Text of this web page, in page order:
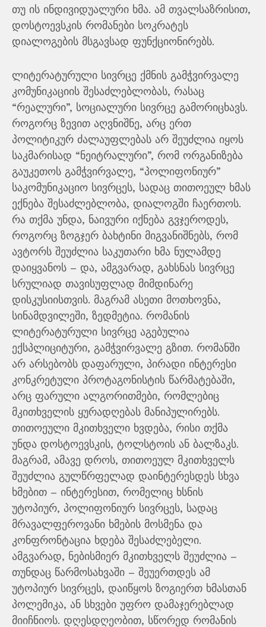
თუ ის ინდივიდუალური ხმა. ამ თვალსაზრისით,
დოსტოევსკის რომანები სოკრატეს
დიალოგების მსგავსად ფუნქციონირებს.
ლიტერატურული სივრცე ქმნის გამჭვირვალე
კომუნიკაციის შესაძლებლობას, რასაც
“რეალური”, სოციალური სივრცე გამორიცხავს.
როგორც ზევით აღვნიშნე, არც ერთ
პოლიტიკურ ძალაუფლებას არ შეუძლია იყოს
საკმარისად “ნეიტრალური”, რომ ორგანიზება
გაუკეთოს გამჭვირვალე, “პოლიფონიურ”
საკომუნიკაციო სივრცეს, სადაც თითოეულ ხმას
ექნება შესაძლებლობა, დიალოგში ჩაერთოს.
რა თქმა უნდა, ნაივური იქნება გვჯეროდეს,
როგორც ზოგჯერ ბახტინი მიგვანიშნებს, რომ
ავტორს შეუძლია საკუთარი ხმა ნულამდე
დაიყვანოს – და, ამგვარად, გახსნას სივრცე
სრულიად თავისუფლად მიმდინარე
დისკუსიისთვის. მაგრამ ასეთი მოთხოვნა,
სინამდვილეში, ზედმეტია. რომანის
ლიტერატურული სივრცე აგებულია
ექსპლიციტური, გამჭვირვალე გზით. რომანში
არ არსებობს დაფარული, პირადი ინტერესი
კონკრეტული პროტაგონისტის წარმატებაში,
არც ფარული ალგორითმები, რომლებიც
მკითხველის ყურადღებას მანიპულირებს.
თითოეული მკითხველი ხვდება, რისი თქმა
უნდა დოსტოევსკის, ტოლსტოის ან ბალზაკს.
მაგრამ, ამავე დროს, თითოეულ მკითხველს
შეუძლია გულწრფელად დაინტერესდეს სხვა
ხმებით – ინტერესით, რომელიც ხსნის
უტოპიურ, პოლიფონიურ სივრცეს, სადაც
მრავალფეროვანი ხმების მოსმენა და
კონფრონტაცია ხდება შესაძლებელი.
ამგვარად, ნებისმიერ მკითხველს შეუძლია –
თუნდაც წარმოსახვაში – შეუერთდეს ამ
უტოპიურ სივრცეს, დაიწყოს ზოგიერთ ხმასთან
პოლემიკა, ან სხვები უფრო დამაჯერებლად
მიიჩნიოს. დღესდღეობით, სწორედ რომანის